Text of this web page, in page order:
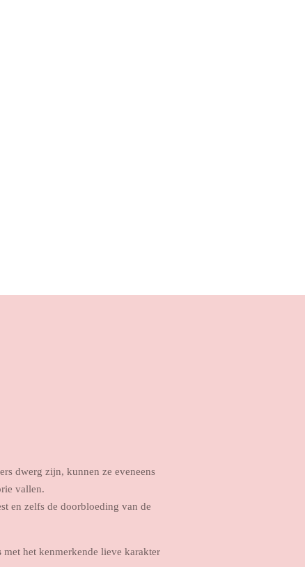
dwerg zijn, kunnen ze eveneens
vallen.
en zelfs de doorbloeding van de
met het kenmerkende lieve karakter